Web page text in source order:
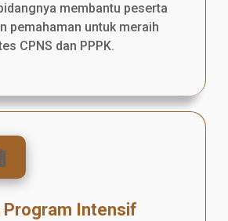
membantu peserta
pemahaman untuk meraih
CPNS dan PPPK.
Program Intensif